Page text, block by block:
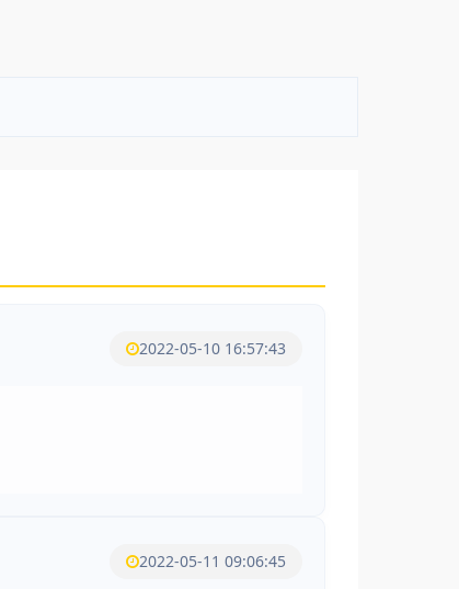
2022-05-10 16:57:43
2022-05-11 09:06:45